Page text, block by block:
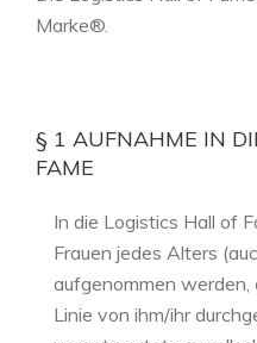
Marke®.
§ 1 AUFNAHME IN
FAME
In die Logistics Hall of
Frauen jedes Alters
aufgenommen werden,
Linie von ihm/ihr